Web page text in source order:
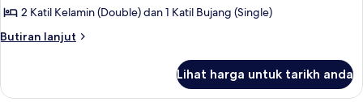
2 Katil Kelamin (Double) dan 1 Katil Bujang (Single)
Butiran lanjut
Butiran
House
Lihat harga untuk tarikh anda